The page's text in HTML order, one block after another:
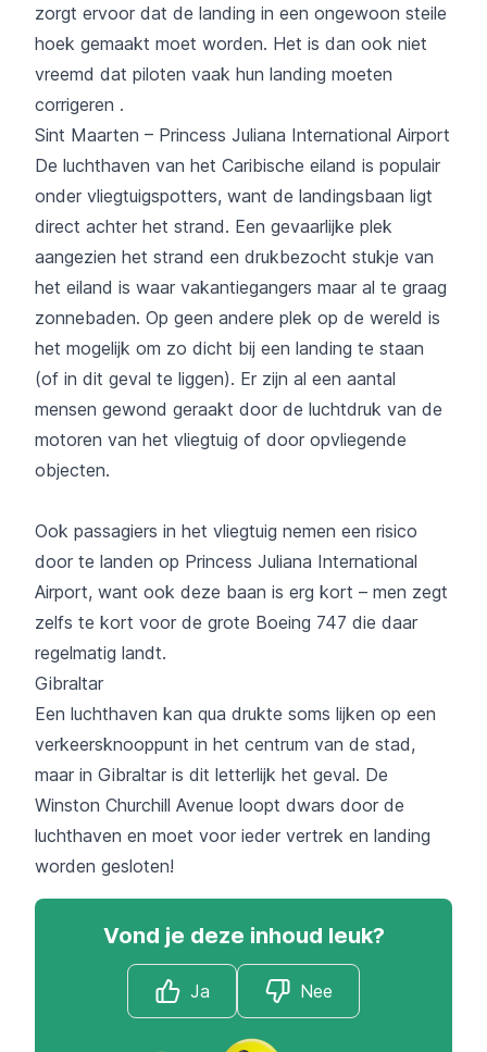
zorgt ervoor dat de landing in een ongewoon steile
hoek gemaakt moet worden. Het is dan ook niet
vreemd dat piloten vaak hun landing moeten
corrigeren .
Sint Maarten – Princess Juliana International Airport
De luchthaven van het Caribische eiland is populair
onder vliegtuigspotters, want de landingsbaan ligt
direct achter het strand. Een gevaarlijke plek
aangezien het strand een drukbezocht stukje van
het eiland is waar vakantiegangers maar al te graag
zonnebaden. Op geen andere plek op de wereld is
het mogelijk om zo dicht bij een landing te staan
(of in dit geval te liggen). Er zijn al een aantal
mensen gewond geraakt door de luchtdruk van de
motoren van het vliegtuig of door opvliegende
objecten.
Ook passagiers in het vliegtuig nemen een risico
door te landen op Princess Juliana International
Airport, want ook deze baan is erg kort – men zegt
zelfs te kort voor de grote Boeing 747 die daar
regelmatig landt.
Gibraltar
Een luchthaven kan qua drukte soms lijken op een
verkeersknooppunt in het centrum van de stad,
maar in Gibraltar is dit letterlijk het geval. De
Winston Churchill Avenue loopt dwars door de
luchthaven en moet voor ieder vertrek en landing
worden gesloten!
Vond je deze inhoud leuk?
Ja Nee